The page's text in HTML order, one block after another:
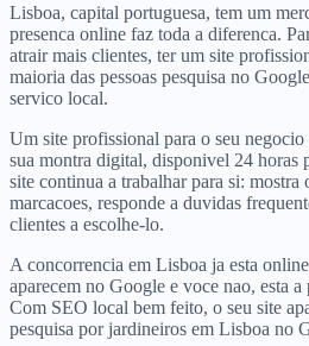
Lisboa, capital portuguesa, tem um
presenca online faz toda a diferenca.
atrair mais clientes, ter um site
maioria das pessoas pesquisa no
servico local.
Um site profissional para o seu
sua montra digital, disponivel 24 horas
site continua a trabalhar para si: mostra
marcacoes, responde a duvidas
clientes a escolhe-lo.
A concorrencia em Lisboa ja esta
aparecem no Google e voce nao, esta
Com SEO local bem feito, o seu site
pesquisa por jardineiros em Lisboa no